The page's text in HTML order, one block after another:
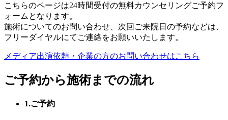
こちらのページは24時間受付の無料カウンセリングご予約フ
ォームとなります。
施術についてのお問い合わせ、次回ご来院日の予約などは、
フリーダイヤルにてご連絡をお願いいたします。
メディア出演依頼・企業の方のお問い合わせはこちら
ご予約から施術までの流れ
1.ご予約